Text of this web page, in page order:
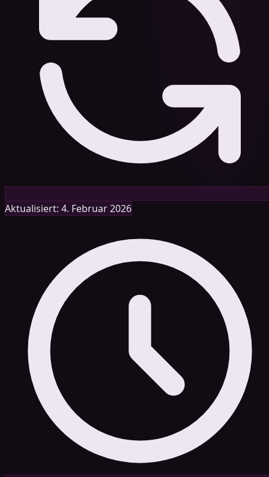
Aktualisiert: 4. Februar 2026